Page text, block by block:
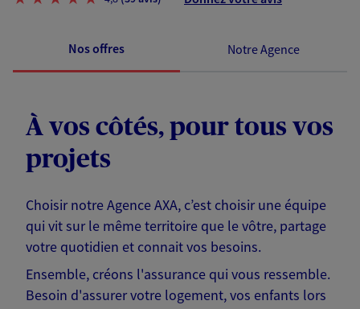
Nos offres Notre Agence
À vos côtés, pour tous vos
projets
Choisir notre Agence AXA, c’est choisir une équipe
qui vit sur le même territoire que le vôtre, partage
votre quotidien et connait vos besoins.
Ensemble, créons l'assurance qui vous ressemble.
Besoin d'assurer votre logement, vos enfants lors